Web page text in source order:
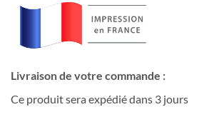
prix :
1,50 €
à
Livraison de votre commande :
Ce produit sera expédié dans 3 jours